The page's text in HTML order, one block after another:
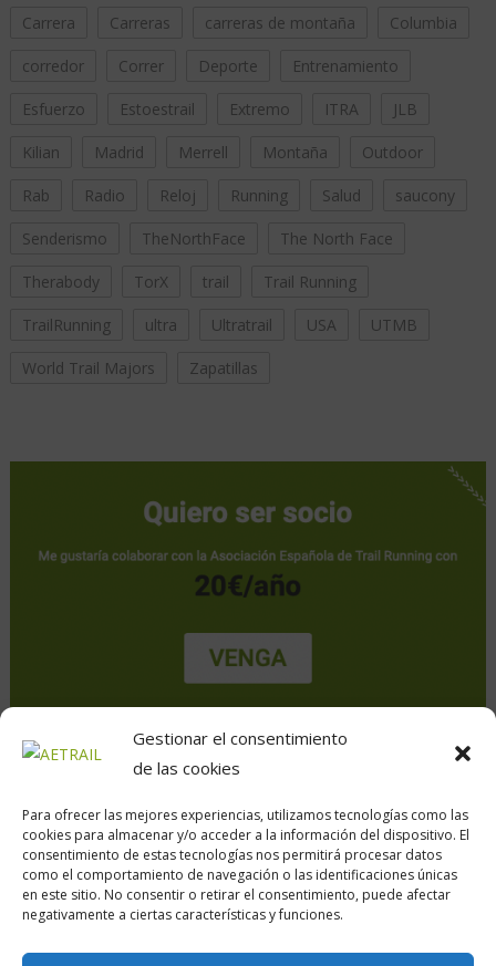
Gestionar el consentimiento
de las cookies
Para ofrecer las mejores experiencias, utilizamos tecnologías como las
cookies para almacenar y/o acceder a la información del dispositivo. El
consentimiento de estas tecnologías nos permitirá procesar datos
como el comportamiento de navegación o las identificaciones únicas
en este sitio. No consentir o retirar el consentimiento, puede afectar
negativamente a ciertas características y funciones.
Carrera Carreras carreras de montaña Columbia
corredor Correr Deporte Entrenamiento
Esfuerzo Estoestrail Extremo ITRA JLB
Kilian Madrid Merrell Montaña Outdoor
Rab Radio Reloj Running Salud saucony
Senderismo TheNorthFace The North Face
Therabody TorX trail Trail Running
TrailRunning ultra Ultratrail USA UTMB
World Trail Majors Zapatillas
Calle Daoiz, 12, Madrid